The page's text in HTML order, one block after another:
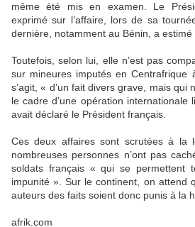
même été mis en examen. Le
exprimé sur l’affaire, lors de sa
dernière, notamment au Bénin, a estimé
Toutefois, selon lui, elle n’est pas
sur mineures imputés en Centrafrique
s’agit, « d’un fait divers grave, mais qui
le cadre d’une opération internationale
avait déclaré le Président français.
Ces deux affaires sont scrutées à la
nombreuses personnes n’ont pas
soldats français « qui se permettent
impunité ». Sur le continent, on attend
auteurs des faits soient donc punis à la
afrik.com